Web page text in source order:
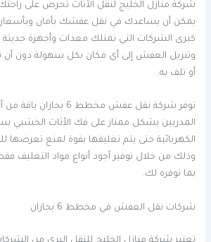
شركة منازل الخليج لنقل الأثاث تحرص على
يمكن أن يساعدك في نقل عفشك بأمان وبأسعار
كبرى الشركات التي تمتلك معدات وأجهزة
وتنزيل العفش إلى أي مكان بكل سهولة دون أن
أو تلف به.
توفر شركة نقل عفش مخطط 6
المدربين بشكل ممتاز على فك الأثاث الخشبي
الكهربائية حتى يتم تغليفها بقوة لمنع تعرضها
وذلك من خلال توفير أجود أنواع مواد التغليف
بما توفره لك.
شركات نقل العفش في مخطط 6 بجازان